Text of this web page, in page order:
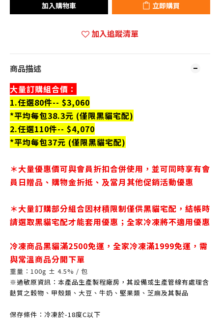
加入購物車 立即購買
加入追蹤清單
商品描述
大量訂購組合價：
1.任選80件-- $3,060
*平均每包38.3元 (僅限黑貓宅配)
2.任選110件-- $4,070
*平均每包37元 (僅限黑貓宅配)
＊大量優惠價可與會員折扣合併使用，並可同時享有會
員日贈品、購物金折抵、及當月其他促銷活動優惠
＊大量訂購部分組合因材積限制僅供黑貓宅配，結帳時
請選取黑貓宅配才能套用優惠；全家冷凍將不適用優惠
冷凍商品黑貓滿2500免運， 全家冷凍滿1999免運， 需
與常溫商品分開下單
重量：100g ± 4.5% / 包
※過敏原資訊： 本產品生產製程廠房，其設備或生產管線有處理含
麩質之穀物、甲殼類、大豆、牛奶、堅果類、芝麻及其製品
保存條件：冷凍於-18度C以下